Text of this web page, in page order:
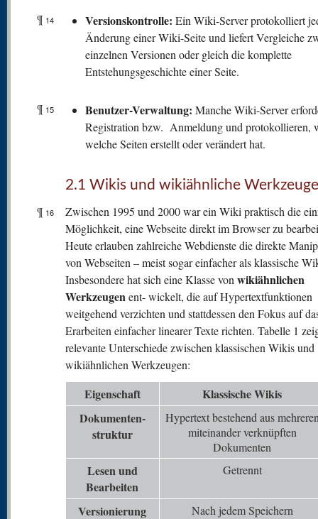
¶ 14 Versionskontrolle: Ein Wiki-Server protokolliert
Änderung einer Wiki-Seite und liefert Vergleiche
einzelnen Versionen oder gleich die komplette
Entstehungsgeschichte einer Seite.
¶ 15 Benutzer-Verwaltung: Manche Wiki-Server
Registration bzw. Anmeldung und protokollieren,
welche Seiten erstellt oder verändert hat.
2.1 Wikis und wikiähnliche Werkzeuge
¶ 16
Zwischen 1995 und 2000 war ein Wiki praktisch die
Möglichkeit, eine Webseite direkt im Browser zu
Heute erlauben zahlreiche Webdienste die direkte
von Webseiten – meist sogar einfacher als klassische
Insbesondere hat sich eine Klasse von wikiähnlichen
Werkzeugenent- wickelt, die auf Hypertextfunktionen
weitgehend verzichten und stattdessen den Fokus auf
Erarbeiten einfacher linearer Texte richten. Tabelle 1
relevante Unterschiede zwischen klassischen Wikis und
wikiähnlichen Werkzeugen:
Eigenschaft
Klassische Wikis
Dokumenten-
struktur
Hypertext bestehend aus
miteinander verknüpften
Dokumenten
Lesen und
Bearbeiten
Getrennt
Versionierung Nach jedem Speichern